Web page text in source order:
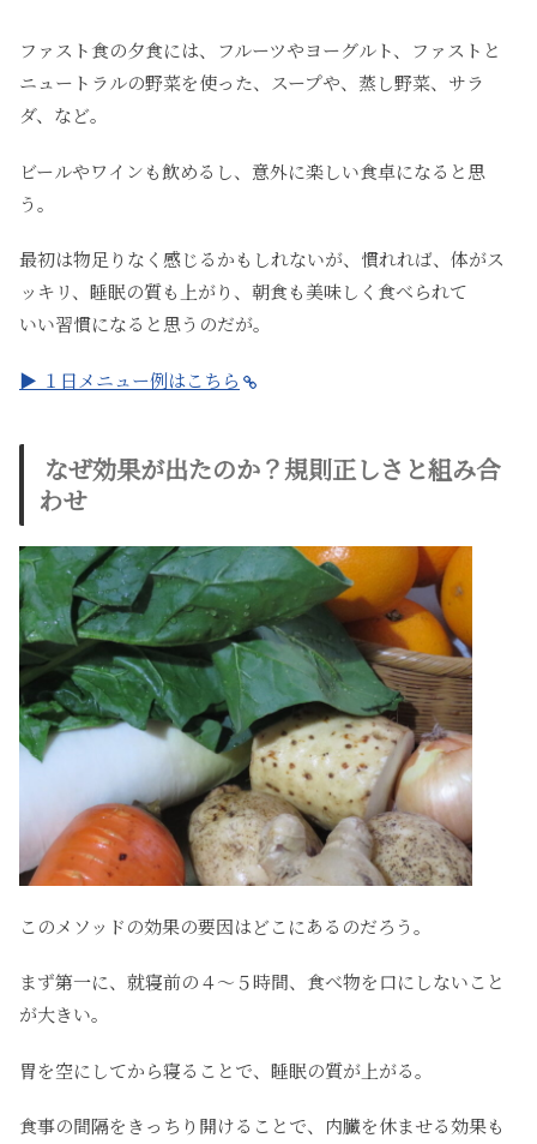
ファスト食の夕食には、フルーツやヨーグルト、ファストと
ニュートラルの野菜を使った、スープや、蒸し野菜、サラ
ダ、など。
ビールやワインも飲めるし、意外に楽しい食卓になると思
う。
最初は物足りなく感じるかもしれないが、慣れれば、体がス
ッキリ、睡眠の質も上がり、朝食も美味しく食べられて
いい習慣になると思うのだが。
▶︎ １日メニュー例はこちら
なぜ効果が出たのか？規則正しさと組み合
わせ
このメソッドの効果の要因はどこにあるのだろう。
まず第一に、就寝前の４～５時間、食べ物を口にしないこと
が大きい。
胃を空にしてから寝ることで、睡眠の質が上がる。
食事の間隔をきっちり開けることで、内臓を休ませる効果も